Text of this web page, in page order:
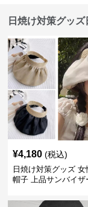
日焼け対策グッ
¥4,180 (税込)
日焼け対策グッズ
帽子 上品サンバイザ